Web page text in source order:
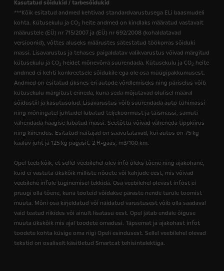
Kasutatud sõidukid / tarbesõidukid
***Kõik esitatud andmed kehtivad standardvarustusega ELi baasmudeli
kohta. Kütusekulu ja CO2 heite andmed on kindlaks määratud vastavalt
määrustele (EÜ) nr 715/2007 ja (EÜ) nr 692/2008 (kohaldatavad
versioonid), võttes aluseks määrustes sätestatud töökorras sõiduki
massi. Lisavarustus ja tehases paigaldatav valikvarustus võivad märgitud
kütusekulu ja CO2 heidet mõnevõrra suurendada. Kütusekulu ja CO2 heite
andmed ei kehti konkreetsele sõidukile ega ole osa müügipakkumusest.
Andmed on esitatud üksnes eri autode võrdlemiseks ning päriselus võib
kütusekulu märgitust erineda, kuna seda mõjutavad olulisel määral
sõidustiil ja kasutusolud. Lisavarustus võib suurendada auto tühimassi
ning mõningatel juhtudel lubatud teljekoormust ja täismassi, samuti
vähendada haagise lubatud massi. Seetõttu võivad väheneda tippkiirus
ning kiirendus. Esitatud näitajad on saavutatavad, kui autos on 75 kg
kaaluv juht ja 125 kg pagasit. 2 H-gaas, m3/100 km.
Opel teeb kõik, et sellel veebilehel olev info oleks tõene ning ajakohane,
kuid ei vastuta ükskõik milliste nõuete või kahjude eest, mis võivad
veebilehe infole tuginemisel tekkida. Osa veebilehel olevast infost ei
pruugi olla tõene, kuna tooteid võidakse päraste nende turule toomist
muuta. Mõni osa kirjeldatud või näidatud varustusest võib olla saadaval
vaid teatud riikides või ainult lisatasu eest. Opel jätab endale õiguse
muuta ükskõik mis ajal toodete omadusi. Täpsemat ja ajakohast infot
toodete kohta küsige oma riigi Opeli esindusest. Sellel veebilehel olevad
tekstid on osaliselt käsitletud Smartcat tehisintelektiga.